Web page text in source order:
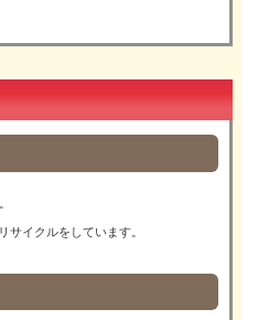
サイクルをしています。